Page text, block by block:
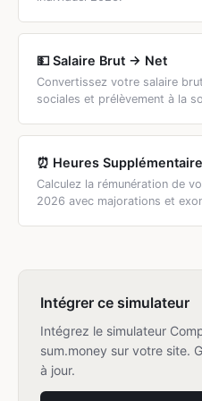
💵 Salaire Brut → Net
Convertissez votre salaire
sociales et prélèvement à la
⏰ Heures
Calculez la rémunération de
2026 avec majorations et
Intégrer ce simulateur
Intégrez le simulateur
sum.money sur votre site.
à jour.